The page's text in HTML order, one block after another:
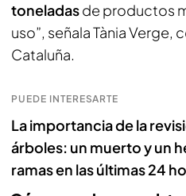
toneladasde productos
uso”, señala Tània Verge,
Cataluña.
PUEDE INTERESARTE
La importancia de la
árboles: un muerto y un
ramas en las últimas 24